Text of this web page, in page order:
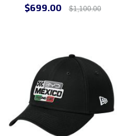
Precio
$699.00 $1,100.00